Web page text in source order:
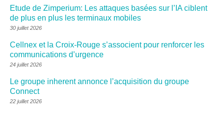
Etude de Zimperium: Les attaques basées sur l’IA ciblent
de plus en plus les terminaux mobiles
30 juillet 2026
Cellnex et la Croix-Rouge s’associent pour renforcer les
communications d’urgence
24 juillet 2026
Le groupe inherent annonce l’acquisition du groupe
Connect
22 juillet 2026